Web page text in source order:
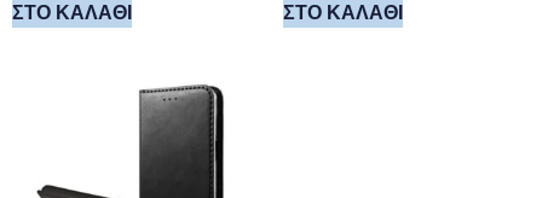
ΣΤΟ ΚΑΛΆΘΙ ΣΤΟ ΚΑΛΆΘΙ